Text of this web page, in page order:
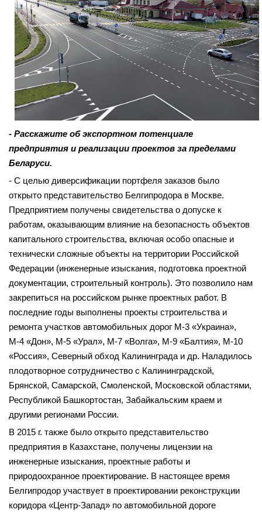
- Расскажите об экспортном потенциале
предприятия и реализации проектов за пределами
Беларуси.
- С целью диверсификации порт­феля заказов было
открыто представительство Белгипродора в Москве.
Предприятием получены свидетельства о допуске к
работам, оказывающим влияние на безопасность объектов
капитального строительства, включая особо опасные и
технически сложные объекты на территории Российской
Федерации (инженерные изыскания, подготовка проектной
документации, строительный контроль). Это позволило нам
закрепиться на российском рынке проектных работ. В
последние годы выполнены проекты строительства и
ремонта участков автомобильных дорог М-3 «Украина»,
М-4 «Дон», М-5 «Урал», М-7 «Волга», М-9 «Балтия», М-10
«Россия», Северный обход Калининграда и др. Наладилось
плодотворное сотрудничество с Калининградской,
Брянской, Самарской, Смоленской, Московской областями,
Республикой Башкортостан, Забайкальским краем и
другими регионами России.
В 2015 г. также было открыто представительство
предприятия в Казахстане, получены лицензии на
инженерные изыскания, проектные работы и
природоохранное проектирование. В настоящее время
Белгипродор участвует в проектировании реконструкции
коридора «Центр-Запад» по автомобильной дороге